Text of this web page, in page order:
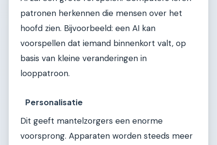
patronen herkennen die mensen over het
hoofd zien. Bijvoorbeeld: een AI kan
voorspellen dat iemand binnenkort valt, op
basis van kleine veranderingen in
looppatroon.
Personalisatie
Dit geeft mantelzorgers een enorme
voorsprong. Apparaten worden steeds meer